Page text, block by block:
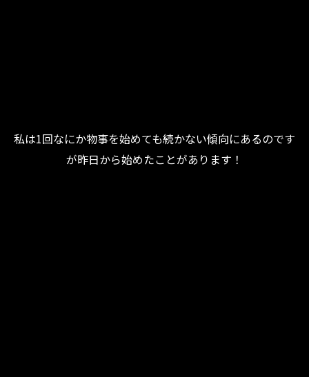
私は1回なにか物事を始めても続かない傾向にあるのです
が昨日から始めたことがあります！